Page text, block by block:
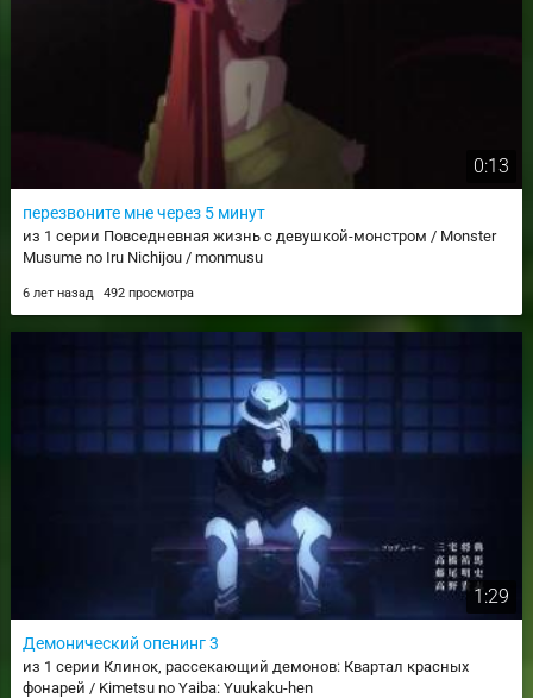
0:13
перезвоните мне через 5 минут
из 1 серии Повседневная жизнь с девушкой-монстром / Monster
Musume no Iru Nichijou / monmusu
6 лет назад 492 просмотра
1:29
Демонический опенинг 3
из 1 серии Клинок, рассекающий демонов: Квартал красных
фонарей / Kimetsu no Yaiba: Yuukaku-hen